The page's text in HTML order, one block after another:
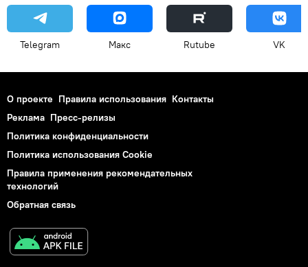
Telegram Макс Rutube VK
О проекте Правила использования Контакты
Реклама Пресс-релизы
Политика конфиденциальности
Политика использования Cookie
Правила применения рекомендательных
технологий
Обратная связь